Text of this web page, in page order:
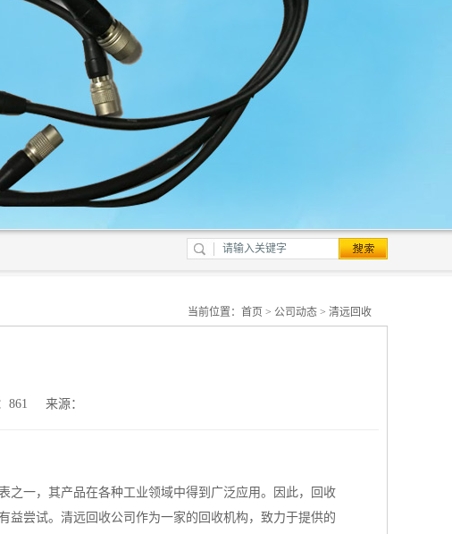
当前位置： 首页 > 公司动态 > 清远回收
861 来源：
之一，其产品在各种工业领域中得到广泛应用。因此，回收
益尝试。清远回收公司作为一家的回收机构，致力于提供的